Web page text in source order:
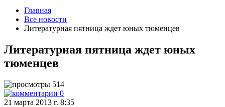
Главная
Все новости
Литературная пятница ждет юных тюменцев
Литературная пятница ждет юных
тюменцев
514
0
21 марта 2013 г. 8:35